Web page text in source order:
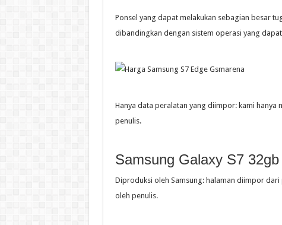
Ponsel yang dapat melakukan sebagian besar
dibandingkan dengan sistem operasi yang
Hanya data peralatan yang diimpor: kami
penulis.
Samsung Galaxy S7
Diproduksi oleh Samsung: halaman diimpor
oleh penulis.